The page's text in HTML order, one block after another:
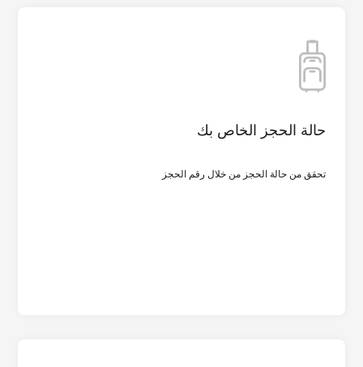
حالة الحجز الخاص بك
تحقق من حالة الحجز من خلال رقم الحجز